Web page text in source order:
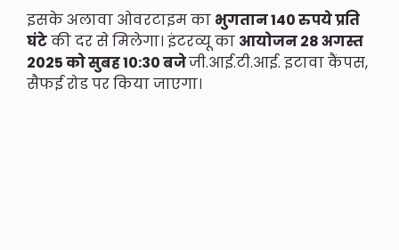
इसके अलावा ओवरटाइम का भुगतान 140 रुपये प्रति
घंटेकी दर से मिलेगा। इंटरव्यू का आयोजन 28 अगस्त
2025 को सुबह 10:30 बजेजी.आई.टी.आई. इटावा कैंपस,
सैफई रोड पर किया जाएगा।